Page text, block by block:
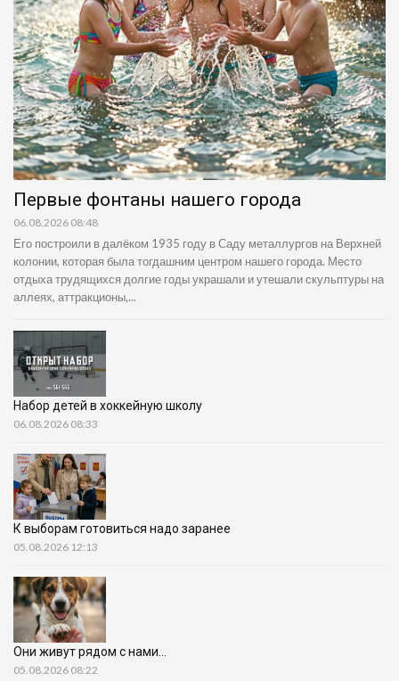
Первые фонтаны нашего города
06.08.2026 08:48
Его построили в далёком 1935 году в Саду металлургов на Верхней
колонии, которая была тогдашним центром нашего города. Место
отдыха трудящихся долгие годы украшали и утешали скульптуры на
аллеях, аттракционы,...
Набор детей в хоккейную школу
06.08.2026 08:33
К выборам готовиться надо заранее
05.08.2026 12:13
Они живут рядом с нами…
05.08.2026 08:22